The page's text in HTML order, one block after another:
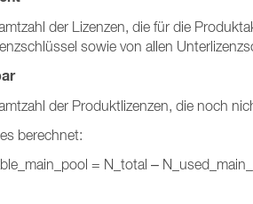
der Lizenzen, die für die
sowie von allen
der Produktlizenzen, die noch
berechnet:
= N_total –